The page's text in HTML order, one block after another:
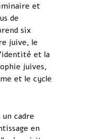
et
de
six
juive, le
et la
juives,
et le cycle
un cadre
en